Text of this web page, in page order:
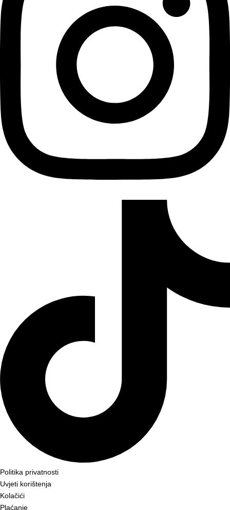
Politika privatnosti
Uvjeti korištenja
Kolačići
Plaćanje